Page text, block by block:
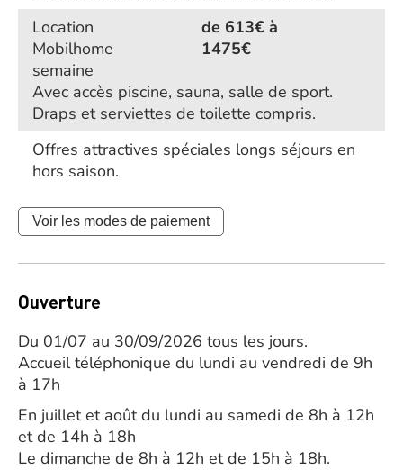
Location
Mobilhome
semaine
de 613€ à
1475€
Avec accès piscine, sauna, salle de sport.
Draps et serviettes de toilette compris.
Offres attractives spéciales longs séjours en
hors saison.
Voir les modes de paiement
Ouverture
Du 01/07 au 30/09/2026 tous les jours.
Accueil téléphonique du lundi au vendredi de 9h
à 17h
En juillet et août du lundi au samedi de 8h à 12h
et de 14h à 18h
Le dimanche de 8h à 12h et de 15h à 18h.